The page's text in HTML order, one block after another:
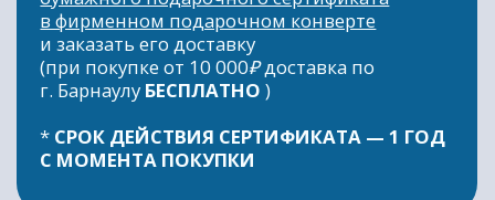
Публичная оферта
Разработка сайта
*Meta (Meta Platforms) - запрещенная
в РФ организация